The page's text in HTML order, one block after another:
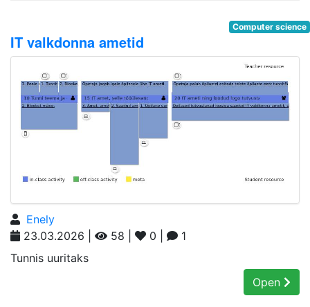
Computer science
IT valkdonna ametid
Enely
23.03.2026 |
58 | 0 |
1
Tunnis uuritaks
Open